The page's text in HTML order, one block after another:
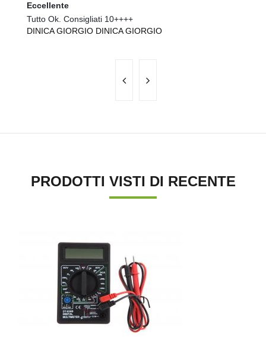
Eccellente
Tutto Ok. Consigliati 10++++
DINICA GIORGIO DINICA GIORGIO
PRODOTTI VISTI DI RECENTE